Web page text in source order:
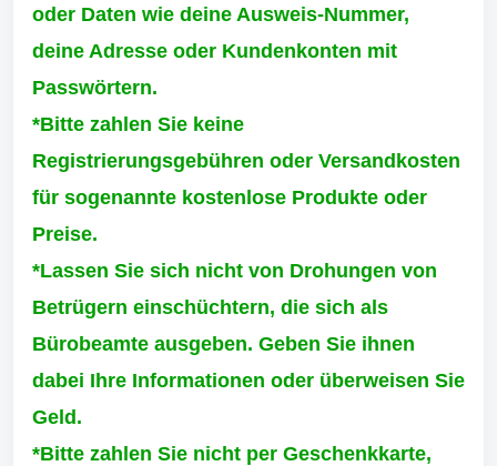
oder Daten wie deine Ausweis-Nummer,
deine Adresse oder Kundenkonten mit
Passwörtern.
*Bitte zahlen Sie keine
Registrierungsgebühren oder Versandkosten
für sogenannte kostenlose Produkte oder
Preise.
*Lassen Sie sich nicht von Drohungen von
Betrügern einschüchtern, die sich als
Bürobeamte ausgeben. Geben Sie ihnen
dabei Ihre Informationen oder überweisen Sie
Geld.
*Bitte zahlen Sie nicht per Geschenkkarte,